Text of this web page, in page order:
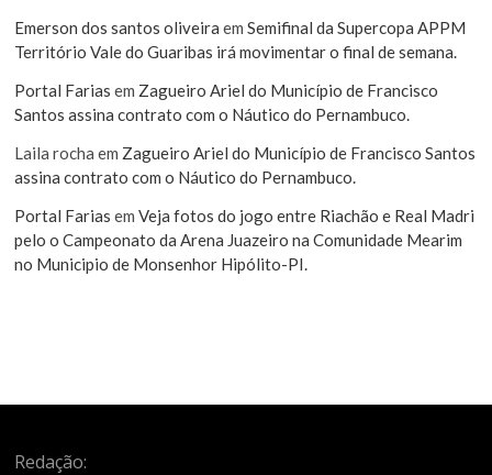
Emerson dos santos oliveira emSemifinal da Supercopa APPM
Território Vale do Guaribas irá movimentar o final de semana.
Portal Farias em Zagueiro Ariel do Município de Francisco
Santos assina contrato com o Náutico do Pernambuco.
Laila rocha em Zagueiro Ariel do Município de Francisco Santos
assina contrato com o Náutico do Pernambuco.
Portal Farias emVeja fotos do jogo entre Riachão e Real Madri
pelo o Campeonato da Arena Juazeiro na Comunidade Mearim
no Municipio de Monsenhor Hipólito-PI.
Redação: